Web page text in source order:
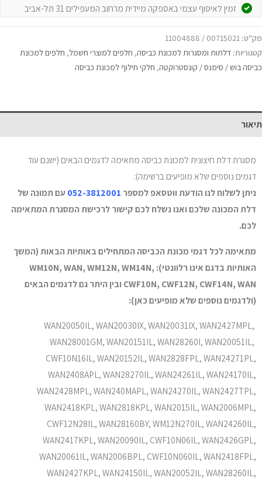
זמין לאיסוף עצמי באספקה מיידית מרחוב המעפילים 31 תל-אביב
מק"ט: 00715021 / 11004888
קטגוריות: דלתות ומסגרות למכונת כביסה, חלפים למוצרי חשמל, חלפים למכונת
כביסה בוש / סימנס / קונסטרוקטה, חלקי חילוף למכונת כביסה
תיאור
מסגרת דלת חיצונית למכונת כביסה מתאימה לדגמים הבאים (ישנם עוד
דגמים נוספים שלא מופיעים ברשימה):
ניתן לשלוח לנו הודעת ווטסאפ למספר 052-3812001 עם תמונה של
דלת המכונה שלכם ואנו נשלח לכם קישור לרכישת המסגרת המתאימה
לכם.
מתאימה לכל דגמי מכונת הכביסה המתחילים באותיות הבאות (המשך
האותיות בדגם אינו רלוונטי): WM10N, WAN, WM12N, WM14N,
CWF10N, CWF12N, CWF14N, WAN ובין היתר גם לדגמים הבאים
(ולדגמים נוספים שלא מופיעים כאן):
WAN20050IL, WAN20030IX, WAN20031IX, WAN2427MPL,
WAN28001GM, WAN20151IL, WAN28260I, WAN20051IL,
CWF10N16IL, WAN20152IL, WAN2828FPL, WAN24271PL,
WAN2408APL, WAN28270IL, WAN24261IL, WAN24170IL,
WAN2428MPL, WAN240MAPL, WAN24270IL, WAN2427TPL,
WAN2418KPL, WAN2818KPL, WAN2015IL, WAN2006MPL,
CWF12N28IL, WAN28160BY, WM12N270IL, WAN24260IL,
WAN2417KPL, WAN20090IL, CWF10N06IL, WAN2426GPL,
WAN20061IL, WAN2006BPL, CWF10N060IL, WAN2418FPL,
WAN2427KPL, WAN24150IL, WAN20052IL, WAN28260IL,